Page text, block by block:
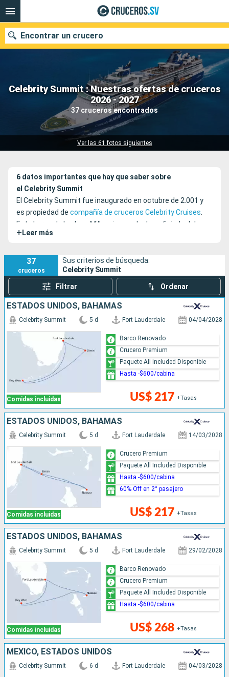
Celebrity Summit : Nuestras ofertas de cruceros
2026 - 2027
37 cruceros encontrados
Ver las 61 fotos siguientes
Encontrar un crucero
Nuestros destinos
Fecha de salida
6 datos importantes que hay que saber sobre
el Celebrity Summit
El Celebrity Summit fue inaugurado en octubre de 2.001 y
es propiedad de compañía de cruceros Celebrity Cruises.
Este barco de la clase Millennium se ha beneficiado del
amplio programa de renovación de la flota “Celebrity
podrán disfrutar de nuevas experiencias en un barco
transformado.
+ Leer más
37
cruceros
Sus criterios de búsqueda:
Celebrity Summit
Filtrar Ordenar
ESTADOS UNIDOS, BAHAMAS
Comidas incluidas
Celebrity Summit 5 d Fort Lauderdale 04/04/2028
US$ 217 +Tasas
Barco Renovado
Crucero Premium
Paquete All Included Disponible
Hasta -$600/cabina
ESTADOS UNIDOS, BAHAMAS
Comidas incluidas
Celebrity Summit 5 d Fort Lauderdale 14/03/2028
US$ 217 +Tasas
Crucero Premium
Paquete All Included Disponible
Hasta -$600/cabina
60% Off en 2° pasajero
ESTADOS UNIDOS, BAHAMAS
Comidas incluidas
Celebrity Summit 5 d Fort Lauderdale 29/02/2028
US$ 268 +Tasas
Barco Renovado
Crucero Premium
Paquete All Included Disponible
Hasta -$600/cabina
MÉXICO, ESTADOS UNIDOS
Celebrity Summit 6 d Fort Lauderdale 04/03/2028